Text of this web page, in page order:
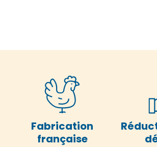
Fabrication
française